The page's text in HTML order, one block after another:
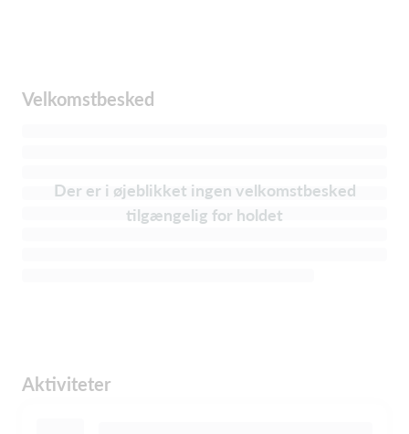
Velkomstbesked
Der er i øjeblikket ingen velkomstbesked
tilgængelig for holdet
Aktiviteter